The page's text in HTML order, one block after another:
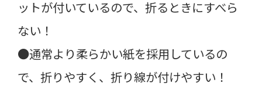
ットが付いているので、折るときにすべら
ない！
●通常より柔らかい紙を採用しているの
で、折りやすく、折り線が付けやすい！